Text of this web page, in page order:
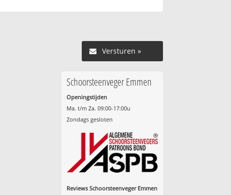
Versturen »
Schoorsteenveger Emmen
Openingstijden
Ma. t/m Za. 09:00-17:00u
Zondags gesloten
Reviews Schoorsteenveger Emmen